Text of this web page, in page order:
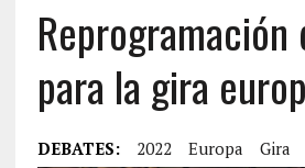
Reprogramación
para la gira
DEBATES: 2022 Europa Gira